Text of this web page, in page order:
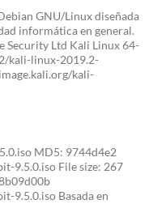
Linux
GNU/Linux diseñada
informática en general.
Security Ltd Kali Linux 64-
kali-linux-2019.2-
kali-
MD5: 9744d4e2
9.5.0.iso File size: 267
9.5.0.iso Basada en